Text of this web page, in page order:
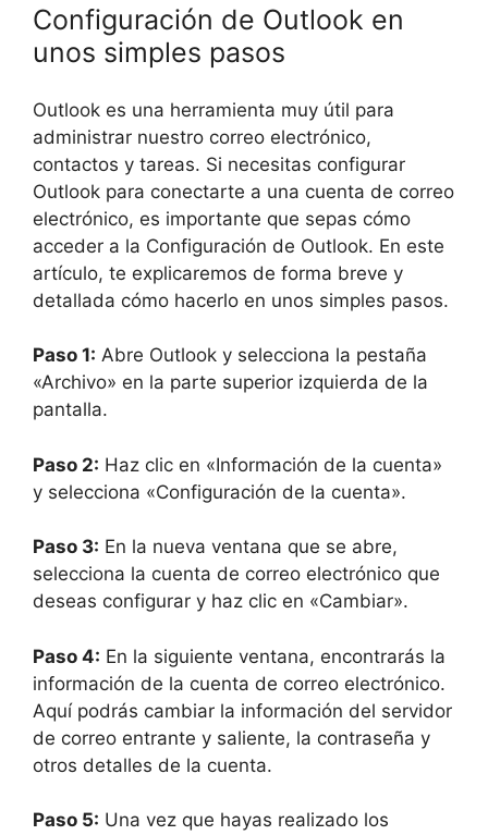
Configuración de Outlook en
unos simples pasos
Outlook es una herramienta muy útil para
administrar nuestro correo electrónico,
contactos y tareas. Si necesitas configurar
Outlook para conectarte a una cuenta de correo
electrónico, es importante que sepas cómo
acceder a la Configuración de Outlook. En este
artículo, te explicaremos de forma breve y
detallada cómo hacerlo en unos simples pasos.
Paso 1: Abre Outlook y selecciona la pestaña
«Archivo» en la parte superior izquierda de la
pantalla.
Paso 2: Haz clic en «Información de la cuenta»
y selecciona «Configuración de la cuenta».
Paso 3: En la nueva ventana que se abre,
selecciona la cuenta de correo electrónico que
deseas configurar y haz clic en «Cambiar».
Paso 4: En la siguiente ventana, encontrarás la
información de la cuenta de correo electrónico.
Aquí podrás cambiar la información del servidor
de correo entrante y saliente, la contraseña y
otros detalles de la cuenta.
Paso 5: Una vez que hayas realizado los